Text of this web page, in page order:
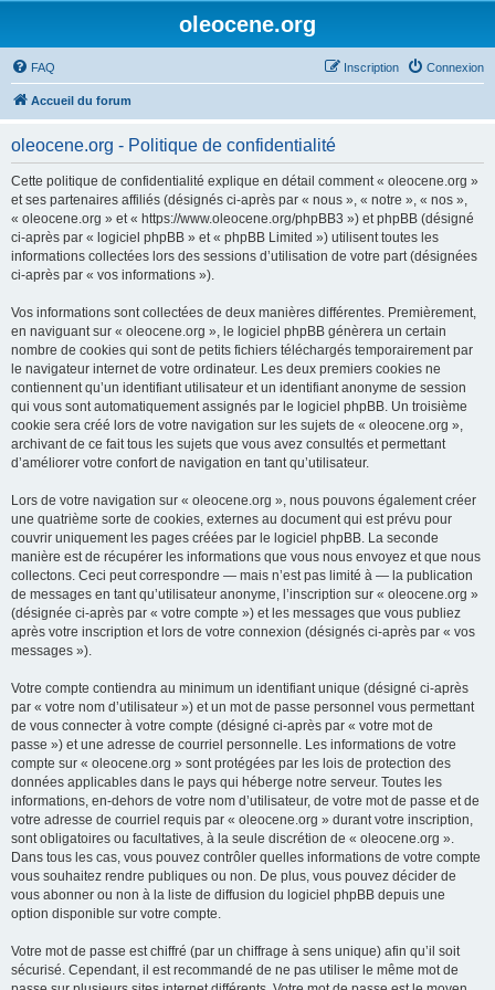
oleocene.org
FAQ Connexion
Inscription
Accueil du forum
oleocene.org - Politique de confidentialité
Cette politique de confidentialité explique en détail comment « oleocene.org »
et ses partenaires affiliés (désignés ci-après par « nous », « notre », « nos »,
« oleocene.org » et « https://www.oleocene.org/phpBB3 ») et phpBB (désigné
ci-après par « logiciel phpBB » et « phpBB Limited ») utilisent toutes les
informations collectées lors des sessions d’utilisation de votre part (désignées
ci-après par « vos informations »).
Vos informations sont collectées de deux manières différentes. Premièrement,
en naviguant sur « oleocene.org », le logiciel phpBB génèrera un certain
nombre de cookies qui sont de petits fichiers téléchargés temporairement par
le navigateur internet de votre ordinateur. Les deux premiers cookies ne
contiennent qu’un identifiant utilisateur et un identifiant anonyme de session
qui vous sont automatiquement assignés par le logiciel phpBB. Un troisième
cookie sera créé lors de votre navigation sur les sujets de « oleocene.org »,
archivant de ce fait tous les sujets que vous avez consultés et permettant
d’améliorer votre confort de navigation en tant qu’utilisateur.
Lors de votre navigation sur « oleocene.org », nous pouvons également créer
une quatrième sorte de cookies, externes au document qui est prévu pour
couvrir uniquement les pages créées par le logiciel phpBB. La seconde
manière est de récupérer les informations que vous nous envoyez et que nous
collectons. Ceci peut correspondre — mais n’est pas limité à — la publication
de messages en tant qu’utilisateur anonyme, l’inscription sur « oleocene.org »
(désignée ci-après par « votre compte ») et les messages que vous publiez
après votre inscription et lors de votre connexion (désignés ci-après par « vos
messages »).
Votre compte contiendra au minimum un identifiant unique (désigné ci-après
par « votre nom d’utilisateur ») et un mot de passe personnel vous permettant
de vous connecter à votre compte (désigné ci-après par « votre mot de
passe ») et une adresse de courriel personnelle. Les informations de votre
compte sur « oleocene.org » sont protégées par les lois de protection des
données applicables dans le pays qui héberge notre serveur. Toutes les
informations, en-dehors de votre nom d’utilisateur, de votre mot de passe et de
votre adresse de courriel requis par « oleocene.org » durant votre inscription,
sont obligatoires ou facultatives, à la seule discrétion de « oleocene.org ».
Dans tous les cas, vous pouvez contrôler quelles informations de votre compte
vous souhaitez rendre publiques ou non. De plus, vous pouvez décider de
vous abonner ou non à la liste de diffusion du logiciel phpBB depuis une
option disponible sur votre compte.
Votre mot de passe est chiffré (par un chiffrage à sens unique) afin qu’il soit
sécurisé. Cependant, il est recommandé de ne pas utiliser le même mot de